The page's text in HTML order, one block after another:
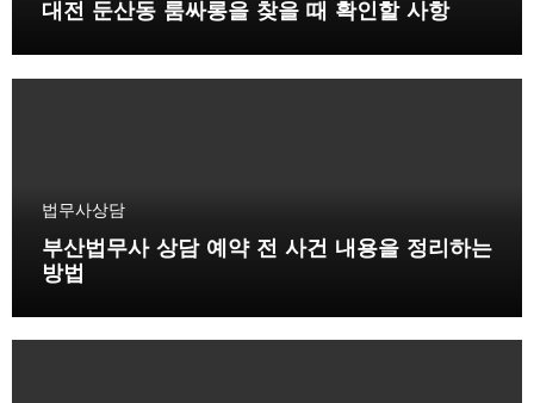
대전 둔산동 룸싸롱을 찾을 때 확인할 사항
법무사상담
부산법무사 상담 예약 전 사건 내용을 정리하는
방법